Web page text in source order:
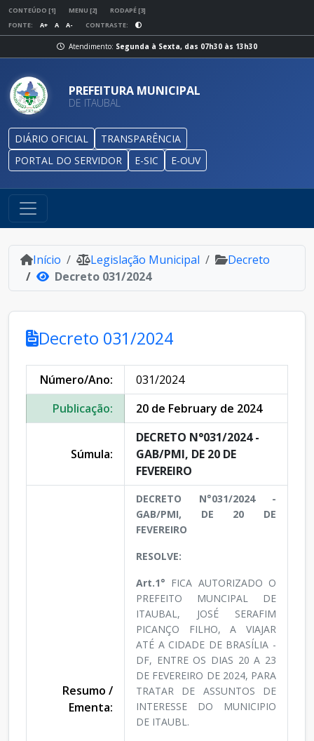
CONTEÚDO [1] MENU [2]
RODAPÉ [3]
FONTE:
A+ A A- CONTRASTE:
Atendimento: Segunda à Sexta, das 07h30 às 13h30
PREFEITURA MUNICIPAL
DE ITAUBAL
DIÁRIO OFICIAL
TRANSPARÊNCIA
PORTAL DO SERVIDOR
E-SIC E-OUV
Início Legislação Municipal
Decreto
Decreto 031/2024
Decreto 031/2024
Número/Ano:
031/2024
Publicação:
20 de February de 2024
Súmula:
DECRETO N°031/2024 -
GAB/PMI, DE 20 DE
FEVEREIRO
Resumo /
Ementa:
DECRETO N°031/2024 -
GAB/PMI, DE 20 DE
FEVEREIRO
RESOLVE:
Art.1° FICA AUTORIZADO O
PREFEITO MUNCIPAL DE
ITAUBAL, JOSÉ SERAFIM
PICANÇO FILHO, A VIAJAR
ATÉ A CIDADE DE BRASÍLIA -
DF, ENTRE OS DIAS 20 A 23
DE FEVEREIRO DE 2024, PARA
TRATAR DE ASSUNTOS DE
INTERESSE DO MUNICIPIO
DE ITAUBL.